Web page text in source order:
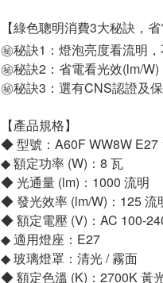
【綠色聰明消費3大秘訣，省
㊙秘訣1：燈泡亮度看流明，
㊙秘訣2：省電看光效(lm/W)
㊙秘訣3：選有CNS認證及
【產品規格】
◆ 型號：A60F WW8W E27
◆ 額定功率 (W)：8 瓦
◆ 光通量 (lm)：1000 流明
◆ 發光效率 (lm/W)：125 流
◆ 額定電壓 (V)：AC 100-
◆ 適用燈座：E27
◆ 玻璃燈罩：清光 / 霧面
◆ 額定色溫 (K)：2700K 黃